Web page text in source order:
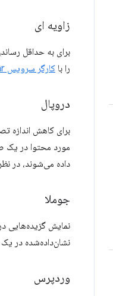
زاویه ای
برای به حداقل
را با کارگر سرویس Angular
دروپال
برای کاهش اندازه
مورد محتوا در یک
داده می‌شوند، در
جوملا
نمایش گزیده‌هایی
نشان‌داده‌شده در
وردپرس